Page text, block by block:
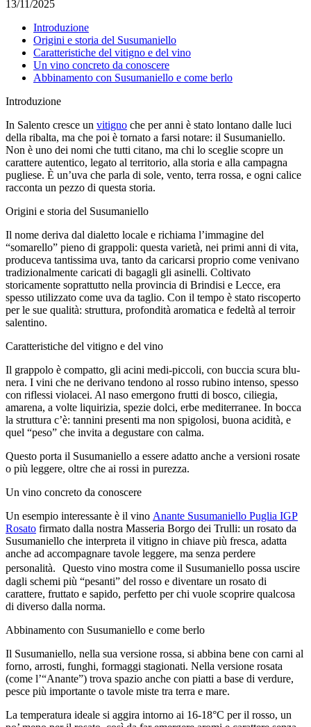
13/11/2025
Introduzione
Origini e storia del Susumaniello
Caratteristiche del vitigno e del vino
Un vino concreto da conoscere
Abbinamento con Susumaniello e come berlo
Introduzione
In Salento cresce un vitigno che per anni è stato lontano dalle luci
della ribalta, ma che poi è tornato a farsi notare: il Susumaniello.
Non è uno dei nomi che tutti citano, ma chi lo sceglie scopre un
carattere autentico, legato al territorio, alla storia e alla campagna
pugliese. È un’uva che parla di sole, vento, terra rossa, e ogni calice
racconta un pezzo di questa storia.
Origini e storia del Susumaniello
Il nome deriva dal dialetto locale e richiama l’immagine del
“somarello” pieno di grappoli: questa varietà, nei primi anni di vita,
produceva tantissima uva, tanto da caricarsi proprio come venivano
tradizionalmente caricati di bagagli gli asinelli. Coltivato
storicamente soprattutto nella provincia di Brindisi e Lecce, era
spesso utilizzato come uva da taglio. Con il tempo è stato riscoperto
per le sue qualità: struttura, profondità aromatica e fedeltà al terroir
salentino.
Caratteristiche del vitigno e del vino
Il grappolo è compatto, gli acini medi-piccoli, con buccia scura blu-
nera. I vini che ne derivano tendono al rosso rubino intenso, spesso
con riflessi violacei. Al naso emergono frutti di bosco, ciliegia,
amarena, a volte liquirizia, spezie dolci, erbe mediterranee. In bocca
la struttura c’è: tannini presenti ma non spigolosi, buona acidità, e
quel “peso” che invita a degustare con calma.
Questo porta il Susumaniello a essere adatto anche a versioni rosate
o più leggere, oltre che ai rossi in purezza.
Un vino concreto da conoscere
Un esempio interessante è il vino Anante Susumaniello Puglia IGP
Rosato firmato dalla nostra Masseria Borgo dei Trulli: un rosato da
Susumaniello che interpreta il vitigno in chiave più fresca, adatta
anche ad accompagnare tavole leggere, ma senza perdere
personalità. Questo vino mostra come il Susumaniello possa uscire
dagli schemi più “pesanti” del rosso e diventare un rosato di
carattere, fruttato e sapido, perfetto per chi vuole scoprire qualcosa
di diverso dalla norma.
Abbinamento con Susumaniello e come berlo
Il Susumaniello, nella sua versione rossa, si abbina bene con carni al
forno, arrosti, funghi, formaggi stagionati. Nella versione rosata
(come l’“Anante”) trova spazio anche con piatti a base di verdure,
pesce più importante o tavole miste tra terra e mare.
La temperatura ideale si aggira intorno ai 16-18°C per il rosso, un